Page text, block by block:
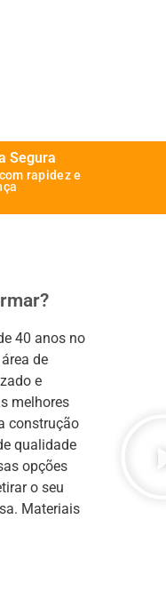
Segura
rapidez e
40 anos no
de
e
melhores
construção
qualidade
opções
o seu
Materiais